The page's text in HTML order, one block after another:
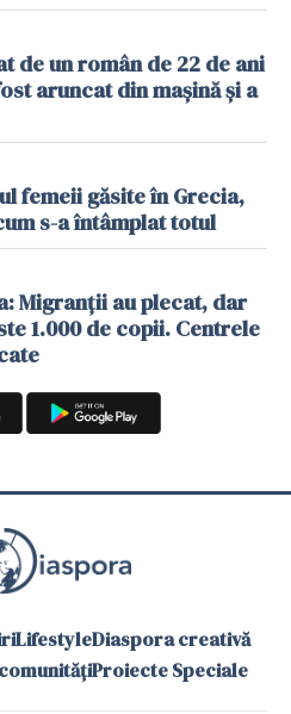
de un român de 22 de ani
aruncat din mașină și a
femeii găsite în Grecia,
s-a întâmplat totul
Migranții au plecat, dar
1.000 de copii. Centrele
LifestyleDiaspora creativă
Proiecte Speciale